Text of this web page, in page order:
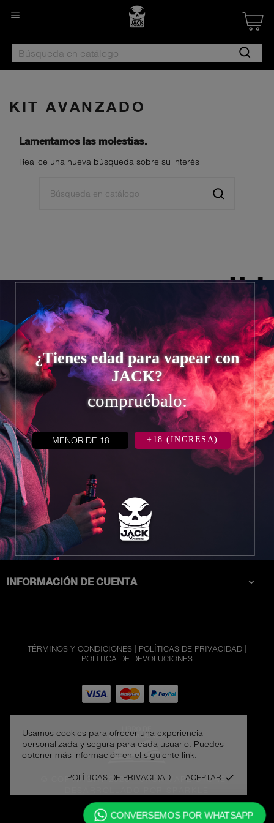
¿Tienes edad para vapear con
JACK?
compruébalo:
MENOR DE 18 +18 (INGRESA)
Usamos cookies para ofrecer una experiencia
personalizada y segura para cada usuario. Puedes
obtener más información en el siguiente link.
POLÍTICAS DE PRIVACIDAD ACEPTAR done

Created by
from the Noun
KIT AVANZADO
Lamentamos las molestias.
Realice una nueva búsqueda sobre su interés

INFORMACIÓN
CATEGORÍAS
INFORMACIÓN DE CUENTA 
CONVERSEMOS POR WHATSAPP
TÉRMINOS Y CONDICIONES | POLÍTICAS DE PRIVACIDAD |
POLÍTICA DE DEVOLUCIONES
© COPYRIGHT 2026 - JACK VAPE STORE-